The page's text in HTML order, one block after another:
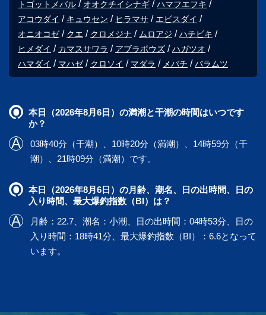
トゴットメバル
オオクチイシナギ
ハマフエフキ
アコウダイ
キュウセン ヒラマサ
エビスダイ
オニオコゼ
クエ クロメジナ ムロアジ
ハチビキ
ヒメダイ
カマスサワラ アブラボウズ
ハガツオ
ハマダイ
マハゼ クロソイ マダラ メバチ バラムツ
本日（2026年8月6日）の満潮と干潮の時間はいつです
か？
03時40分（干潮）、10時20分（満潮）、14時59分（干
潮）、21時09分（満潮）です。
本日（2026年8月6日）の月齢、潮名、日の出時間、日の
入り時間、最大爆釣指数（BI）は？
月齢：22.7、潮名：小潮、日の出時間：04時53分、日の
入り時間：18時41分、最大爆釣指数（BI）：6.6となって
います。